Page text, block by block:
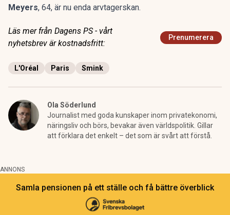
Meyers, 64, är nu enda arvtagerskan.
Läs mer från Dagens PS - vårt
nyhetsbrev är kostnadsfritt:
Prenumerera
L'Oréal Paris Smink
Ola Söderlund
Journalist med goda kunskaper inom privatekonomi,
näringsliv och börs, bevakar även världspolitik. Gillar
att förklara det enkelt – det som är svårt att förstå.
ANNONS
Samla pensionen på ett ställe och få bättre överblick